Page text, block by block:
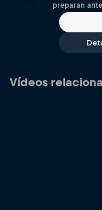
preparan
Vídeos